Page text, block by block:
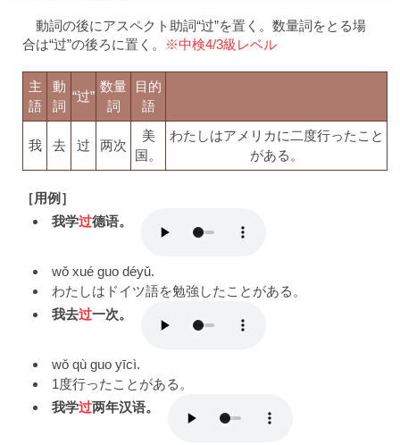
動詞の後にアスペクト助詞“过”を置く。数量詞をとる場
合は“过”の後ろに置く。
※中検4/3級レベル
主
語
動
詞
“过”
数量
詞
目的
語
我 去 过 两次
美
国。
わたしはアメリカに二度行ったこと
がある。
［用例］
我学过德语。
wǒ xué guo déyǔ.
わたしはドイツ語を勉強したことがある。
我去过一次。
wǒ qù guo yīcì.
1度行ったことがある。
我学过两年汉语。